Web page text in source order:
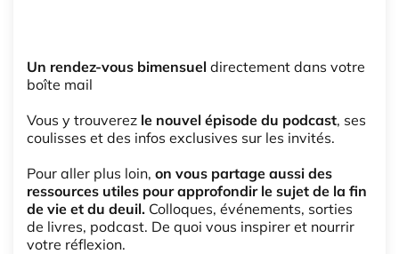
Un rendez-vous bimensuel directement dans votre
boîte mail
Vous y trouverez le nouvel épisode du podcast, ses
coulisses et des infos exclusives sur les invités.
Pour aller plus loin, on vous partage aussi des
ressources utiles pour approfondir le sujet de la fin
de vie et du deuil. Colloques, événements, sorties
de livres, podcast. De quoi vous inspirer et nourrir
votre réflexion.